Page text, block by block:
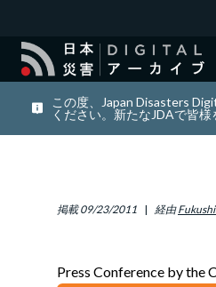
この度、Japan Disasters
ください。新たなJDAで皆
掲載 09/23/2011 経由
Press Conference by the